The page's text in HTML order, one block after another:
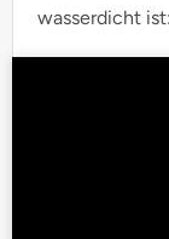
wasserdicht ist: